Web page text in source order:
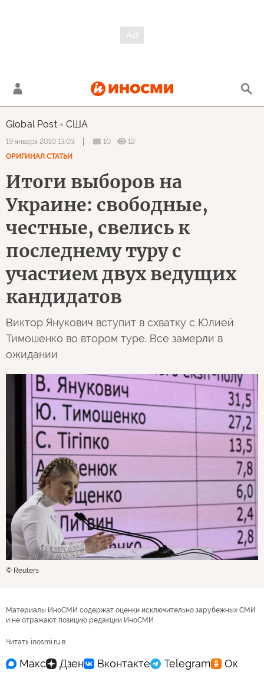
Global Post США
19 января 2010 13:03 10
12
ОРИГИНАЛ СТАТЬИ
Итоги выборов на
Украине: свободные,
честные, свелись к
последнему туру с
участием двух ведущих
кандидатов
Виктор Янукович вступит в схватку с Юлией
Тимошенко во втором туре. Все замерли в
ожидании
© Reuters
Материалы ИноСМИ содержат оценки исключительно зарубежных СМИ
и не отражают позицию редакции ИноСМИ
Читать inosmi.ru в